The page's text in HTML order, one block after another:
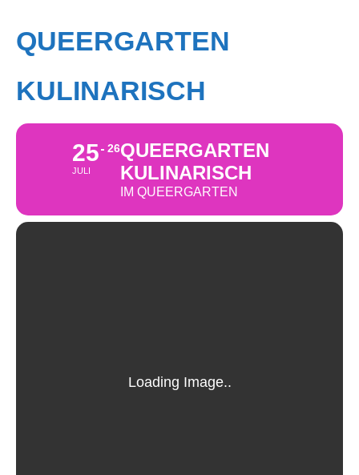
QUEERGARTEN
KULINARISCH
25
JULI
26QUEERGARTEN
KULINARISCH
IM QUEERGARTEN